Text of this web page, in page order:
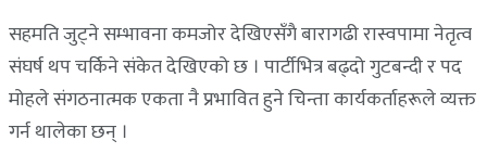
सहमति जुट्ने सम्भावना कमजोर देखिएसँगै बारागढी रास्वपामा नेतृत्व
संघर्ष थप चर्किने संकेत देखिएको छ । पार्टीभित्र बढ्दो गुटबन्दी र पद
मोहले संगठनात्मक एकता नै प्रभावित हुने चिन्ता कार्यकर्ताहरूले व्यक्त
गर्न थालेका छन् ।